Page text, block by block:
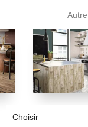
Choisir